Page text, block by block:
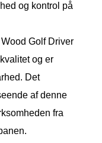
og kontrol på
Golf Driver
og er
Det
af denne
fra